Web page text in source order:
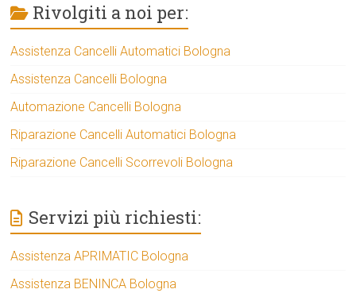
Rivolgiti a noi per:
Assistenza Cancelli Automatici Bologna
Assistenza Cancelli Bologna
Automazione Cancelli Bologna
Riparazione Cancelli Automatici Bologna
Riparazione Cancelli Scorrevoli Bologna
Servizi più richiesti:
Assistenza APRIMATIC Bologna
Assistenza BENINCA Bologna